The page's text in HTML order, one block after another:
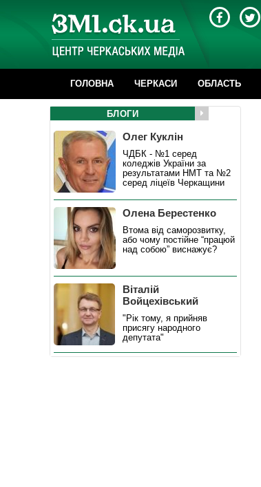
ГОЛОВНА ЧЕРКАСИ ОБЛАСТЬ
БЛОГИ
Олег Куклін
ЧДБК - №1 серед
коледжів України за
результатами НМТ та №2
серед ліцеїв Черкащини
Олена Берестенко
Втома від саморозвитку,
або чому постійне “працюй
над собою” виснажує?
Віталій
Войцехівський
"Рік тому, я прийняв
присягу народного
депутата"